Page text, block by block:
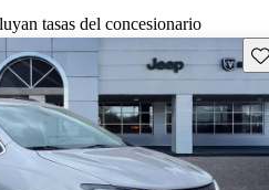
tasas del concesionario